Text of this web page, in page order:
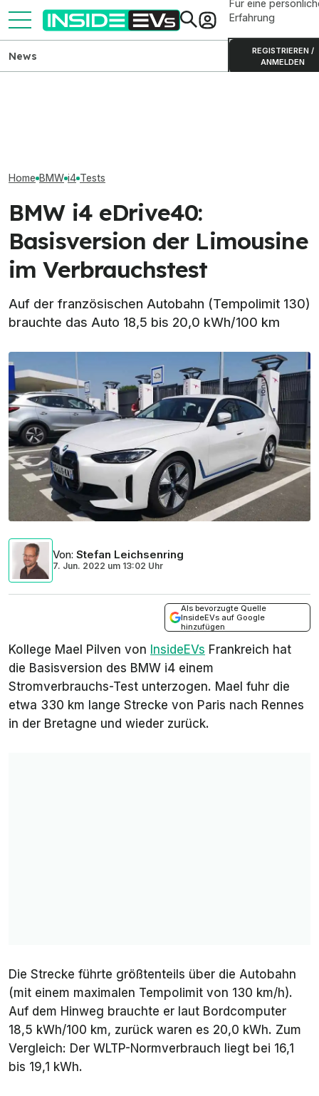
Für eine
Erfahrung
REGISTRIEREN /
ANMELDEN
News
Home BMW i4 Tests
BMW i4 eDrive40:
Basisversion der Limousine
im Verbrauchstest
Auf der französischen Autobahn (Tempolimit 130)
brauchte das Auto 18,5 bis 20,0 kWh/100 km
Von: Stefan Leichsenring
7. Jun. 2022 um 13:02 Uhr
Als bevorzugte Quelle
InsideEVs auf Google
hinzufügen
Kollege Mael Pilven von InsideEVs Frankreich hat
die Basisversion des BMW i4 einem
Stromverbrauchs-Test unterzogen. Mael fuhr die
etwa 330 km lange Strecke von Paris nach Rennes
in der Bretagne und wieder zurück.
Die Strecke führte größtenteils über die Autobahn
(mit einem maximalen Tempolimit von 130 km/h).
Auf dem Hinweg brauchte er laut Bordcomputer
18,5 kWh/100 km, zurück waren es 20,0 kWh. Zum
Vergleich: Der WLTP-Normverbrauch liegt bei 16,1
bis 19,1 kWh.